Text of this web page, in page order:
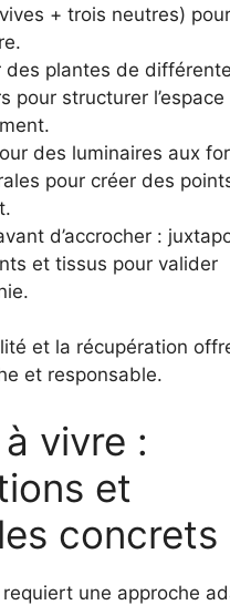
+ trois neutres)
des plantes de
pour structurer l’espace
des luminaires aux
pour créer des
d’accrocher :
et tissus pour valider
et la récupération
et responsable.
vivre :
et
concrets
une approche